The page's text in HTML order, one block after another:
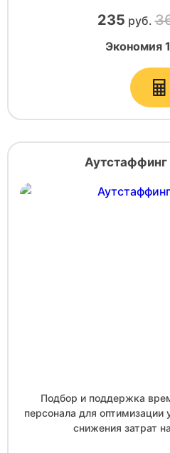
235 руб.
Экономия
Аутстаффинг
Подбор и поддержка
персонала для оптимизации
снижения затрат